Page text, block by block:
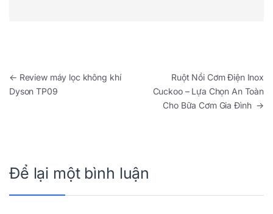
Điều hướng bài viết
← Review máy lọc không khí
Dyson TP09
Ruột Nồi Cơm Điện Inox
Cuckoo – Lựa Chọn An Toàn
Cho Bữa Cơm Gia Đình →
Để lại một bình luận